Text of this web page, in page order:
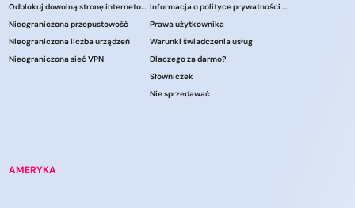
Odblokuj dowolną stronę internetową
Nieograniczona przepustowość
Nieograniczona liczba urządzeń
Nieograniczona sieć VPN
Informacja o polityce prywatności CCPA
Prawa użytkownika
Warunki świadczenia usług
Dlaczego za darmo?
Słowniczek
Nie sprzedawać
AMERYKA